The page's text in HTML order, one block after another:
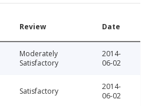
Review Date
Moderately
Satisfactory
2014-
06-02
Satisfactory
2014-
06-02